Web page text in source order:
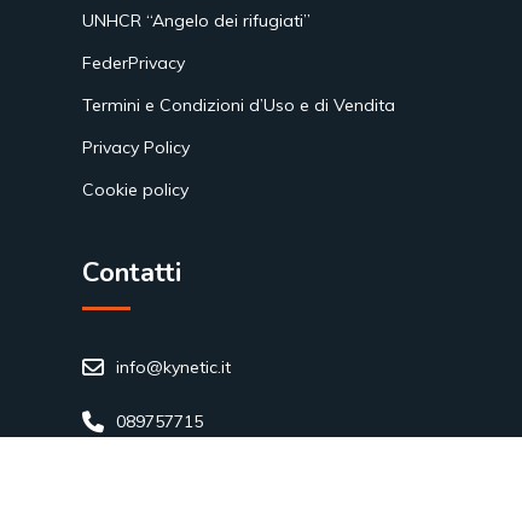
UNHCR “Angelo dei rifugiati”
FederPrivacy
Termini e Condizioni d’Uso e di Vendita
Privacy Policy
Cookie policy
Contatti
info@kynetic.it
089757715